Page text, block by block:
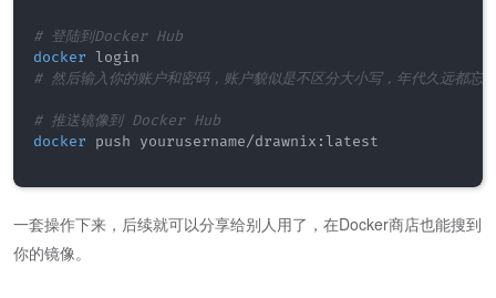
# 登陆到Docker Hub
docker
# 然后输入你的账户和密码，账户貌似是不区分大小写，年代久远都忘了
# 推送镜像到 Docker Hub
docker push yourusername/drawnix:latest
一套操作下来，后续就可以分享给别人用了，在Docker商店也能搜到
你的镜像。